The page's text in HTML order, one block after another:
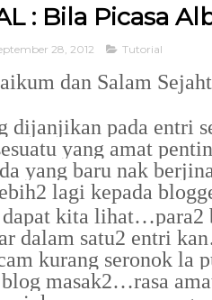
: Bila Picasa
28, 2012 Tutorial
dan Salam
dijanjikan pada entri
yang amat
yang baru nak
lagi kepada
dapat kita lihat…para2
dalam satu2 entri
kurang seronok la
masak2…rasa